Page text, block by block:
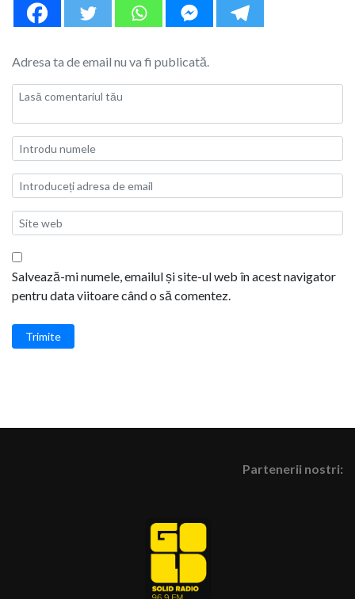
Adresa ta de email nu va fi publicată.
Salvează-mi numele, emailul și site-ul web în acest navigator
pentru data viitoare când o să comentez.
Trimite
Partenerii nostri: